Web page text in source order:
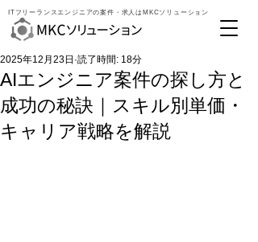
ITフリーランスエンジニアの案件・求人はMKCソリューション
AIエンジニア案件の探し方と
成功の秘訣｜スキル別単価・
キャリア戦略を解説
2025年12月23日 読了時間: 18分